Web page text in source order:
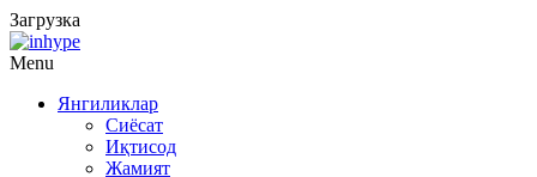
Загрузка
Menu
Янгиликлар
Сиёсат
Иқтисод
Жамият